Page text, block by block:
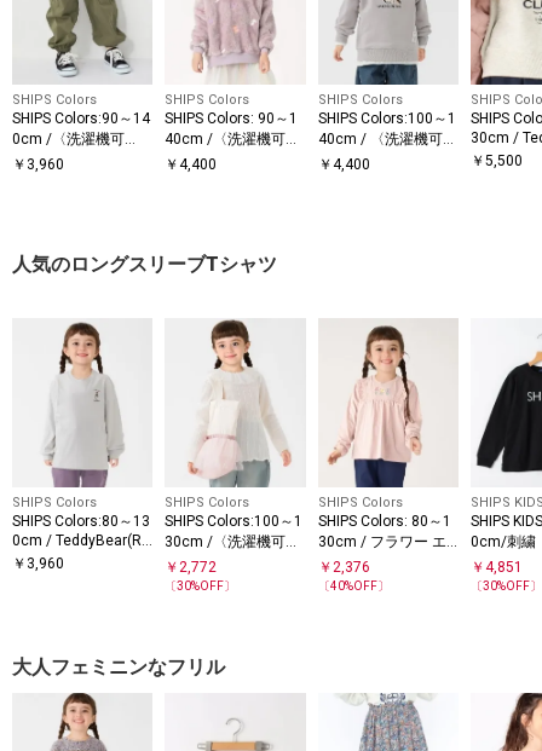
SHIPS Colors
SHIPS Colors:90～14
0cm /〈洗濯機可
能〉ギャザー カーゴ
￥ 3,960
SHIPS Colors
SHIPS Colors: 90～1
40cm /〈洗濯機可
能〉 ロゴ刺繍 ボア
￥4,400
SHIPS Colors
SHIPS Colors:100～1
40cm / 〈洗濯機可
能〉エンブロイダリ
￥ 4,400
SHIPS
SHIPS
30cm /
スウェッ
￥5,500
人気のロングスリーブTシャツ
SHIPS Colors
SHIPS Colors:80～13
0cm / TeddyBear(R)
ロンT◇
￥ 3,960
SHIPS Colors
SHIPS Colors:100～1
30cm /〈洗濯機可
能〉ケーブル チュー
ルカラー ロンT
￥ 2,772
〔30%OFF〕
SHIPS Colors
SHIPS Colors: 80～1
30cm / フラワー エ
ンブロイダリー ロン
T◇
￥ 2,376
〔40%OFF〕
SHIPS
SHIPS
0cm/刺繍
グスリー
￥4,851
〔30%OFF〕
大人フェミニンなフリル